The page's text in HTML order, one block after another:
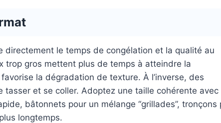
directement le temps de congélation et la qualité au
trop gros mettent plus de temps à atteindre la
la dégradation de texture. À l’inverse, des
tasser et se coller. Adoptez une taille cohérente avec
bâtonnets pour un mélange “grillades”, tronçons
longtemps.